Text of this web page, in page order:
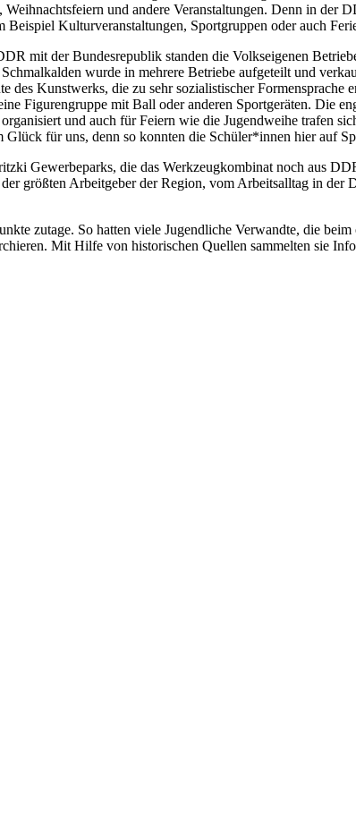
und andere Veranstaltungen. Denn in
Kulturveranstaltungen, Sportgruppen oder auch
mit der Bundesrepublik standen die Volkseigenen
wurde in mehrere Betriebe aufgeteilt und
des Kunstwerks, die zu sehr sozialistischer
Figurengruppe mit Ball oder anderen Sportgeräten. Die
und auch für Feiern wie die Jugendweihe trafen
für uns, denn so konnten die Schüler*innen hier auf
Gewerbeparks, die das Werkzeugkombinat noch aus
größten Arbeitgeber der Region, vom Arbeitsalltag in
zutage. So hatten viele Jugendliche Verwandte, die
Mit Hilfe von historischen Quellen sammelten sie